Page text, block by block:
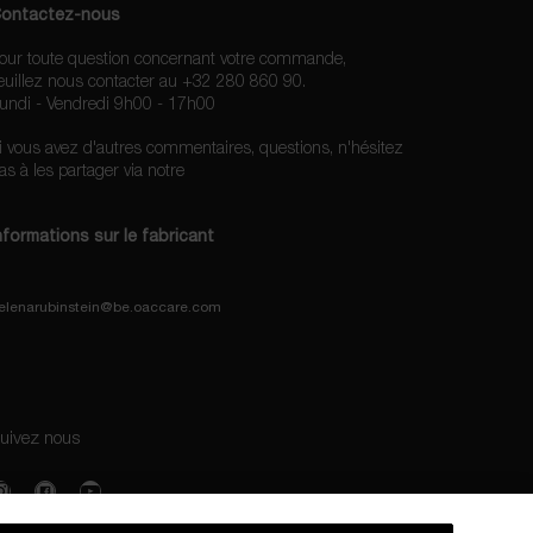
nous
toute question concernant votre commande,
nous contacter au +32 280 860 90.
- Vendredi 9h00 - 17h00
vous avez d'autres commentaires, questions, n'hésitez
à les partager via notre
sur le fabricant
nous